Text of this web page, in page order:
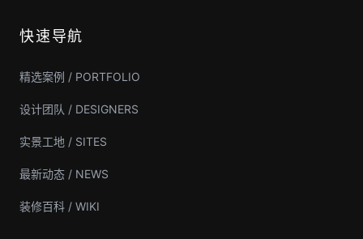
快速导航
精选案例 / PORTFOLIO
设计团队 / DESIGNERS
实景工地 / SITES
最新动态 / NEWS
装修百科 / WIKI